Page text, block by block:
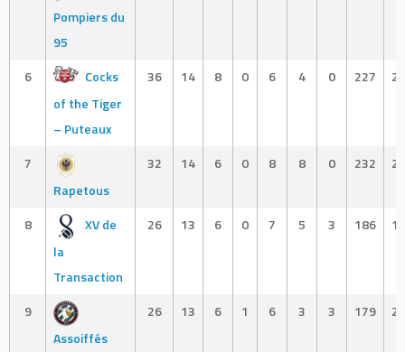
Pompiers du
95
6
Cocks
of the Tiger
– Puteaux
36 14 8 0 6 4 0 227
7
Rapetous
32 14 6 0 8 8 0 232
8
XV de
la
Transaction
26 13 6 0 7 5 3 186
9
Assoiffés
26 13 6 1 6 3 3 179